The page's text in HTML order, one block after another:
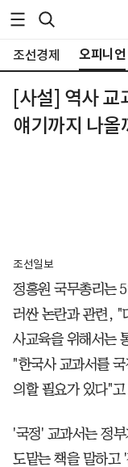
조선경제 오피니언
[사설] 역사
얘기까지 나올
조선일보
정홍원 국무총리는
러싼 논란과 관련, "
사교육을 위해서는
"한국사 교과서를
의할 필요가 있다"고
'국정' 교과서는 정
도맡는 책을 말하고